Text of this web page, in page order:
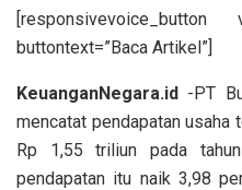
[responsivevoice_button
buttontext=”Baca Artikel”]
KeuanganNegara.id -PT
mencatat pendapatan
Rp 1,55 triliun pada
pendapatan itu naik 3,98